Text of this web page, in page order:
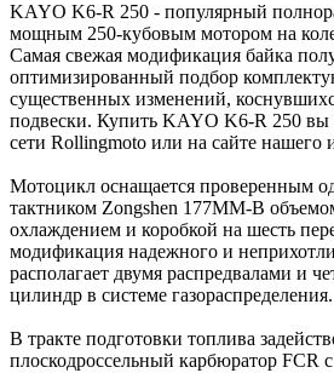
KAYO K6-R 250 - популярный
мощным 250-кубовым мотором на
Самая свежая модификация байка
оптимизированный подбор
существенных изменений,
подвески. Купить KAYO K6-R 250 вы
сети Rollingmoto или на сайте нашего
Мотоцикл оснащается проверенным
тактником Zongshen 177MM-B
охлаждением и коробкой на шесть
модификация надежного и
располагает двумя распредвалами и
цилиндр в системе газораспределения.
В тракте подготовки топлива
плоскодроссельный карбюратор FCR